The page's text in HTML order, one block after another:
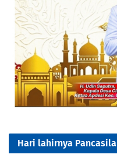
Hari lahirnya Pancasila